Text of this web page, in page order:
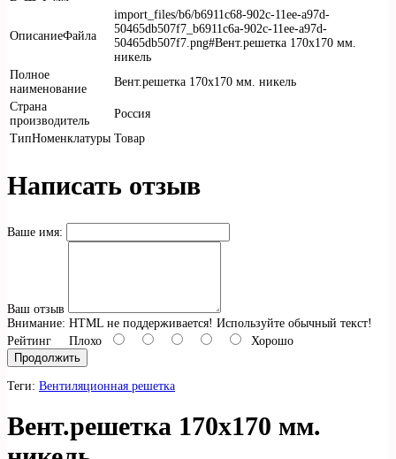
ОписаниеФайла
import_files/b6/b6911c68-902c-11ee-a97d-
50465db507f7_b6911c6a-902c-11ee-a97d-
50465db507f7.png#Вент.решетка 170х170 мм.
никель
Полное
наименование
Вент.решетка 170х170 мм. никель
Страна
производитель
Россия
ТипНоменклатуры Товар
Написать отзыв
Ваше имя:
Ваш отзыв
Внимание: HTML не поддерживается! Используйте обычный текст!
Рейтинг Плохо
Хорошо
Продолжить
Теги: Вентиляционная решетка
Вент.решетка 170х170 мм.